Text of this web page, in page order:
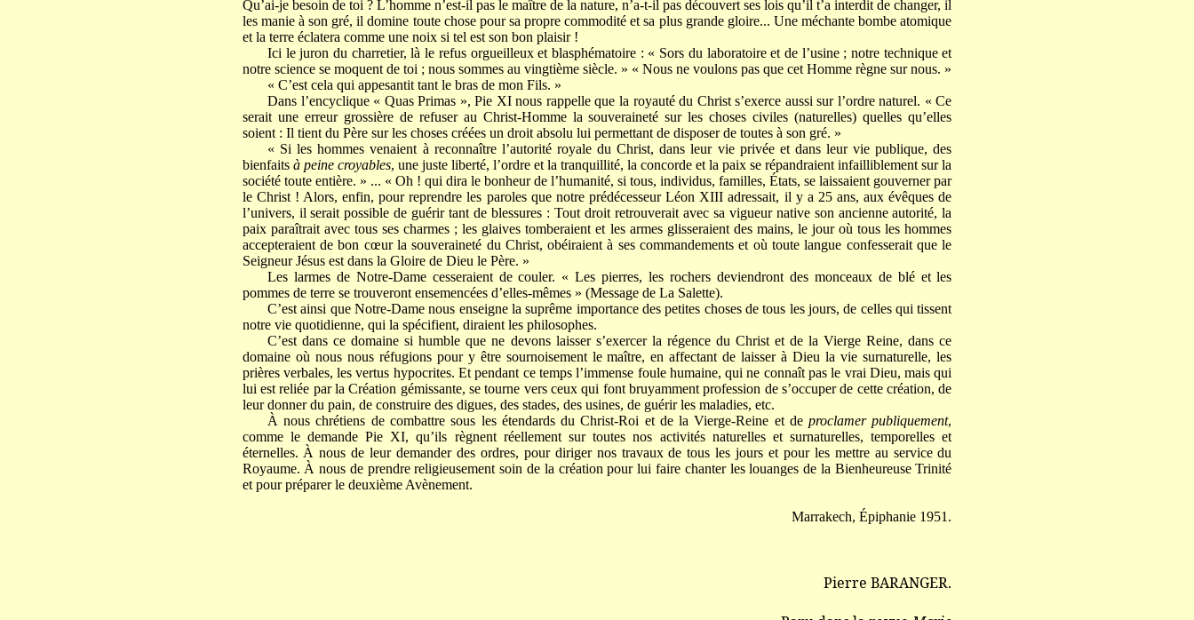
Qu’ai-je besoin de toi ? L’homme n’est-il pas le maître de la nature, n’a-t-il pas découvert ses lois qu’il t’a interdit de changer, il
les manie à son gré, il domine toute chose pour sa propre commodité et sa plus grande gloire... Une méchante bombe atomique
et la terre éclatera comme une noix si tel est son bon plaisir !
Ici le juron du charretier, là le refus orgueilleux et blasphématoire : « Sors du laboratoire et de l’usine ; notre technique et
notre science se moquent de toi ; nous sommes au vingtième siècle. » « Nous ne voulons pas que cet Homme règne sur nous. »
« C’est cela qui appesantit tant le bras de mon Fils. »
Dans l’encyclique « Quas Primas », Pie XI nous rappelle que la royauté du Christ s’exerce aussi sur l’ordre naturel. « Ce
serait une erreur grossière de refuser au Christ-Homme la souveraineté sur les choses civiles (naturelles) quelles qu’elles
soient : Il tient du Père sur les choses créées un droit absolu lui permettant de disposer de toutes à son gré. »
« Si les hommes venaient à reconnaître l’autorité royale du Christ, dans leur vie privée et dans leur vie publique, des
bienfaits à peine croyables, une juste liberté, l’ordre et la tranquillité, la concorde et la paix se répandraient infailliblement sur la
société toute entière. » ... « Oh ! qui dira le bonheur de l’humanité, si tous, individus, familles, États, se laissaient gouverner par
le Christ ! Alors, enfin, pour reprendre les paroles que notre prédécesseur Léon XIII adressait, il y a 25 ans, aux évêques de
l’univers, il serait possible de guérir tant de blessures : Tout droit retrouverait avec sa vigueur native son ancienne autorité, la
paix paraîtrait avec tous ses charmes ; les glaives tomberaient et les armes glisseraient des mains, le jour où tous les hommes
accepteraient de bon cœur la souveraineté du Christ, obéiraient à ses commandements et où toute langue confesserait que le
Seigneur Jésus est dans la Gloire de Dieu le Père. »
Les larmes de Notre-Dame cesseraient de couler. « Les pierres, les rochers deviendront des monceaux de blé et les
pommes de terre se trouveront ensemencées d’elles-mêmes » (Message de La Salette).
C’est ainsi que Notre-Dame nous enseigne la suprême importance des petites choses de tous les jours, de celles qui tissent
notre vie quotidienne, qui la spécifient, diraient les philosophes.
C’est dans ce domaine si humble que ne devons laisser s’exercer la régence du Christ et de la Vierge Reine, dans ce
domaine où nous nous réfugions pour y être sournoisement le maître, en affectant de laisser à Dieu la vie surnaturelle, les
prières verbales, les vertus hypocrites. Et pendant ce temps l’immense foule humaine, qui ne connaît pas le vrai Dieu, mais qui
lui est reliée par la Création gémissante, se tourne vers ceux qui font bruyamment profession de s’occuper de cette création, de
leur donner du pain, de construire des digues, des stades, des usines, de guérir les maladies, etc.
À nous chrétiens de combattre sous les étendards du Christ-Roi et de la Vierge-Reine et deproclamer publiquement,
comme le demande Pie XI, qu’ils règnent réellement sur toutes nos activités naturelles et surnaturelles, temporelles et
éternelles. À nous de leur demander des ordres, pour diriger nos travaux de tous les jours et pour les mettre au service du
Royaume. À nous de prendre religieusement soin de la création pour lui faire chanter les louanges de la Bienheureuse Trinité
et pour préparer le deuxième Avènement.
Marrakech, Épiphanie 1951.
Pierre BARANGER.